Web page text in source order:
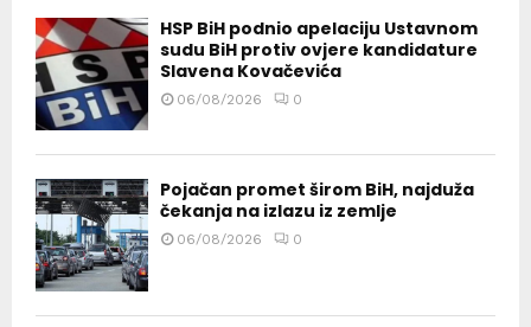
HSP BiH podnio apelaciju Ustavnom
sudu BiH protiv ovjere kandidature
Slavena Kovačevića
06/08/2026 0
Pojačan promet širom BiH, najduža
čekanja na izlazu iz zemlje
06/08/2026 0